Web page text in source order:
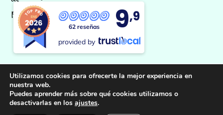
pareja
62 reseñas 9,9
provided by
Síguenos
Utilizamos cookies para ofrecerte la mejor experiencia en
nuestra web.
Puedes aprender más sobre qué cookies utilizamos o
desactivarlas en los ajustes.